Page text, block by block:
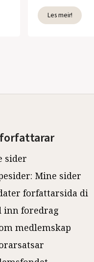
Les meir!
sider
Mine sider
forfattarsida di
inn foredrag
medlemskap